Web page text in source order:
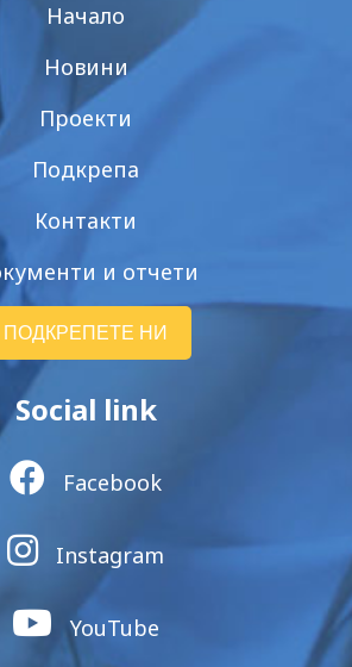
Начало
Новини
Проекти
Подкрепа
Контакти
и отчети
ПОДКРЕПЕТЕ НИ
Social link
Facebook
Instagram
YouTube